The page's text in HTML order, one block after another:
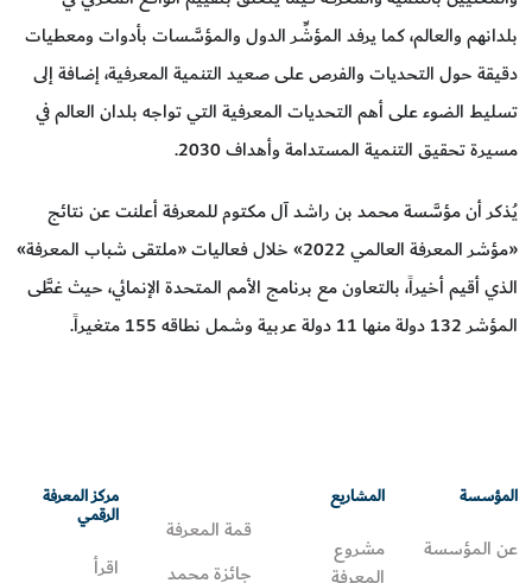
بلدانهم والعالم، كما يرفد المؤشِّر الدول والمؤسَّسات بأدوات ومعطيات
دقيقة حول التحديات والفرص على صعيد التنمية المعرفية، إضافة إلى
تسليط الضوء على أهم التحديات المعرفية التي تواجه بلدان العالم في
مسيرة تحقيق التنمية المستدامة وأهداف 2030.
يُذكر أن مؤسَّسة محمد بن راشد آل مكتوم للمعرفة أعلنت عن نتائج
«مؤشر المعرفة العالمي 2022» خلال فعاليات «ملتقى شباب المعرفة»
الذي أقيم أخيراً، بالتعاون مع برنامج الأمم المتحدة الإنمائي، حيث غطَّى
المؤشر 132 دولة منها 11 دولة عربية وشمل نطاقه 155 متغيراً.
المؤسسة
عن المؤسسة
المشاريع
مشروع
قمة المعرفة
جائزة محمد
مركز المعرفة
الرقمي
اقرأ